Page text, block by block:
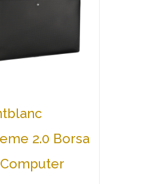
2.0 Borsa